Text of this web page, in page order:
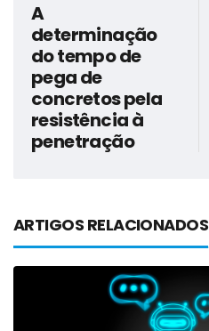
A
determinação
do tempo de
pega de
concretos pela
resistência à
penetração
ARTIGOS RELACIONADOS